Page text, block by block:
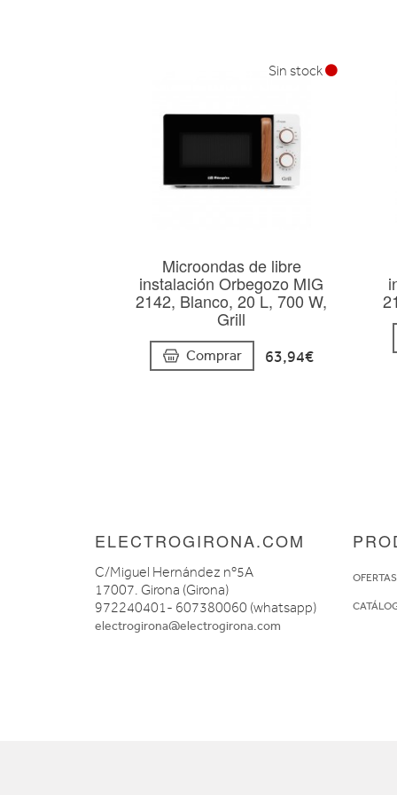
Microondas de libre
instalación Orbegozo MIG
2142, Blanco, 20 L, 700 W,
Grill
Comprar 63,94€
Sin stock
ELECTROGIRONA.COM
C/Miguel Hernández nº5A
17007. Girona (Girona)
972240401- 607380060 (whatsapp)
electrogirona@electrogirona.com
OFERTAS